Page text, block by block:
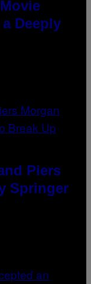
Deeply
Piers
Springer